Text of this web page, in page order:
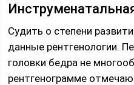
Судить о степени
данные рентгенологии.
головки бедра не
рентгенограмме